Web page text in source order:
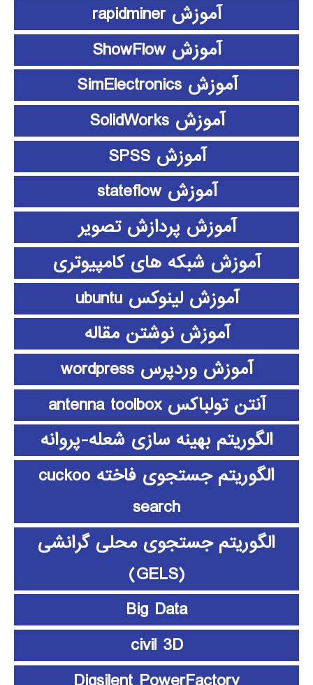
آموزش rapidminer
آموزش ShowFlow
آموزش SimElectronics
آموزش SolidWorks
آموزش SPSS
آموزش stateflow
آموزش پردازش تصویر
آموزش شبکه های کامپیوتری
آموزش لینوکس ubuntu
آموزش نوشتن مقاله
آموزش وردپرس wordpress
آنتن تولباکس antenna toolbox
الگوریتم بهینه سازی شعله-پروانه
الگوریتم جستجوی فاخته cuckoo
search
الگوریتم جستجوی محلی گرانشی
(GELS)
Big Data
civil 3D